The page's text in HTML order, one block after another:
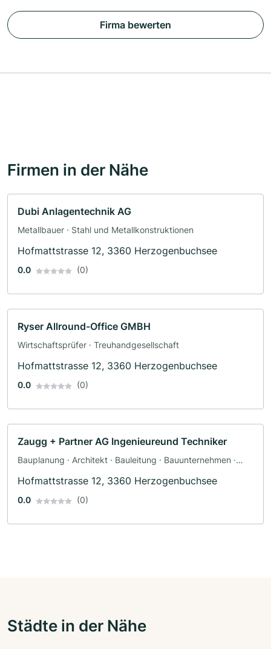
Firma bewerten
Firmen in der Nähe
Dubi Anlagentechnik AG
Metallbauer · Stahl und Metallkonstruktionen
Hofmattstrasse 12, 3360 Herzogenbuchsee
0.0 (0)
Ryser Allround-Office GMBH
Wirtschaftsprüfer · Treuhandgesellschaft
Hofmattstrasse 12, 3360 Herzogenbuchsee
0.0 (0)
Zaugg + Partner AG Ingenieureund Techniker
Bauplanung · Architekt · Bauleitung · Bauunternehmen ·
Hofmattstrasse 12, 3360 Herzogenbuchsee
0.0 (0)
Städte in der Nähe